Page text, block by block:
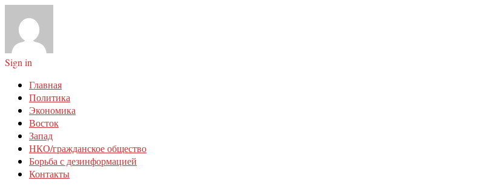
Sign in
Главная
Политика
Экономика
Восток
Запад
НКО/гражданское общество
Борьба с дезинформацией
Контакты